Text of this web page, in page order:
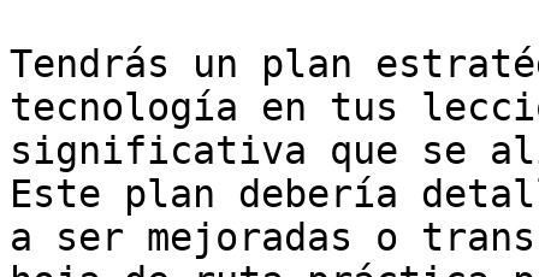
Tendrás un plan
tecnología en tus
significativa que se
Este plan debería
a ser mejoradas o